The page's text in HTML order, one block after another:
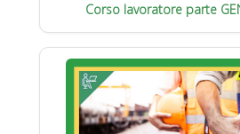
Corso lavoratore parte